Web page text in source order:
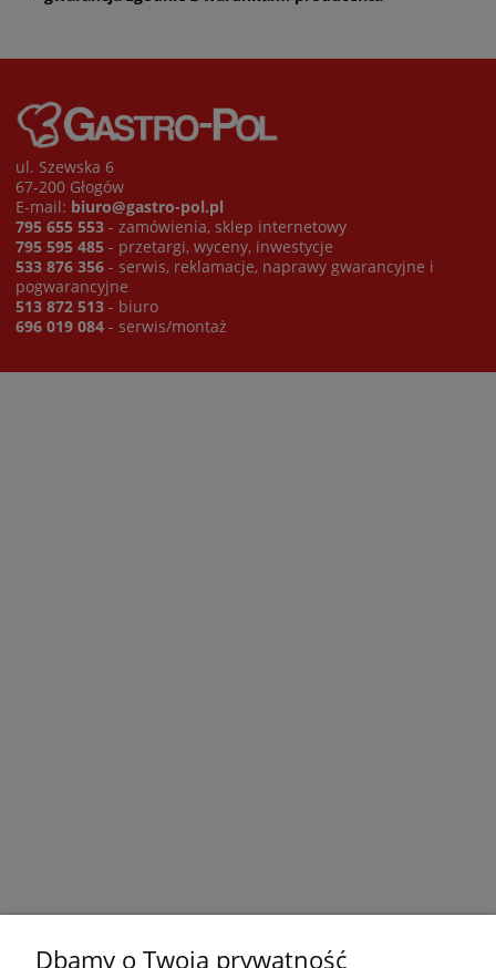
ul. Szewska 6
67-200 Głogów
E-mail: biuro@gastro-pol.pl
795 655 553 - zamówienia, sklep internetowy
795 595 485 - przetargi, wyceny, inwestycje
533 876 356 - serwis, reklamacje, naprawy gwarancyjne i
pogwarancyjne
513 872 513 - biuro
696 019 084 - serwis/montaż
Dbamy o Twoją prywatność